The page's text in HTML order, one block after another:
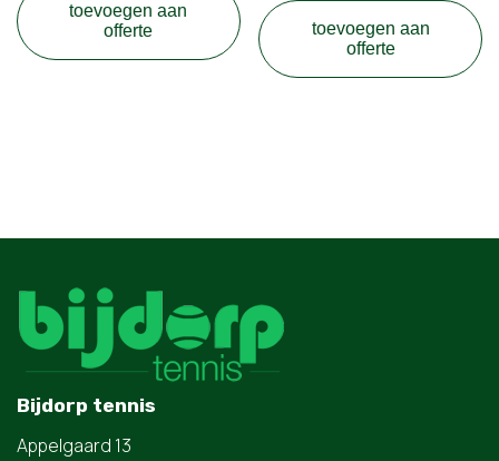
toevoegen aan
offerte
toevoegen aan
offerte
Bijdorp tennis
Appelgaard 13